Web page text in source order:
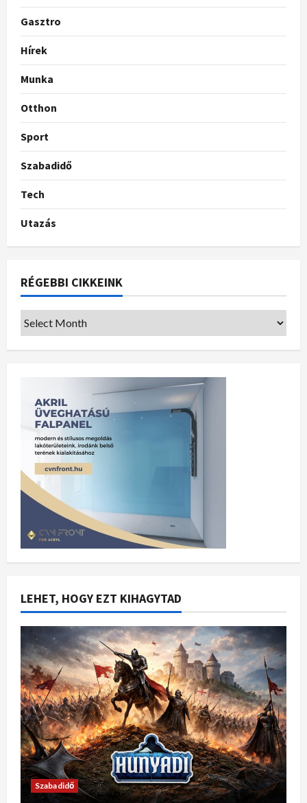
Gasztro
Hírek
Munka
Otthon
Sport
Szabadidő
Tech
Utazás
RÉGEBBI CIKKEINK
LEHET, HOGY EZT KIHAGYTAD
Szabadidő